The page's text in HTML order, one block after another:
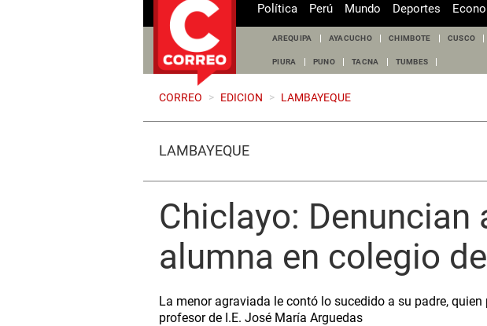
Política Perú Mundo Deportes
AREQUIPA AYACUCHO CHIMBOTE CUSCO
PIURA PUNO TACNA TUMBES
CORREO > EDICION > LAMBAYEQUE
LAMBAYEQUE
Chiclayo:
alumna en colegio
La menor agraviada le contó lo sucedido a su padre,
profesor de I.E. José María Arguedas